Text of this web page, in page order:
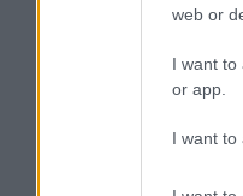
web or
I want to
or app.
I want to